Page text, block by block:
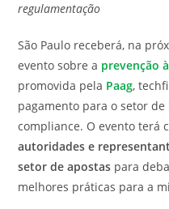
regulamentação
São Paulo receberá, na
evento sobre a prevenção
promovida pela Paag,
pagamento para o setor
compliance. O evento terá
autoridades e
setor de apostas para
melhores práticas para a